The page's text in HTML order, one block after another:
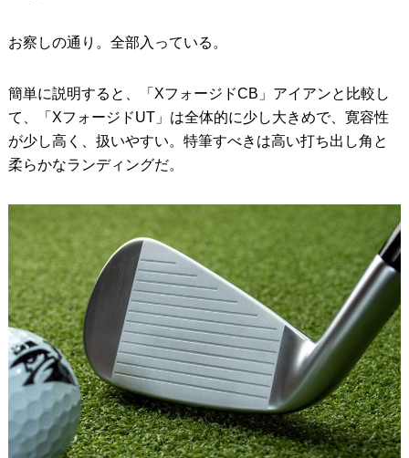
お察しの通り。全部入っている。
簡単に説明すると、「XフォージドCB」アイアンと比較し
て、「XフォージドUT」は全体的に少し大きめで、寛容性
が少し高く、扱いやすい。特筆すべきは高い打ち出し角と
柔らかなランディングだ。